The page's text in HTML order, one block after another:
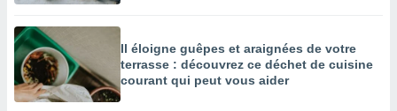
Il éloigne guêpes et araignées de votre
terrasse : découvrez ce déchet de cuisine
courant qui peut vous aider